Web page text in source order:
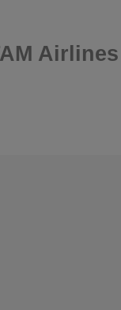
Airlines